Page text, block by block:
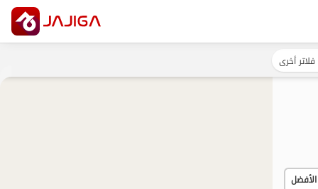
فلاتر أخرى